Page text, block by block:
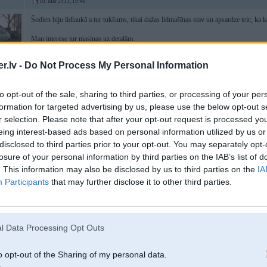
- Do Not Process My Personal Information
opt-out of the sale, sharing to third parties, or processing of your
for targeted advertising by us, please use the below opt-out
selection. Please note that after your opt-out request is processed
interest-based ads based on personal information utilized by us
to third parties prior to your opt-out. You may separately
of your personal information by third parties on the IAB’s list of
This information may also be disclosed by us to third parties on the
Participants that may further disclose it to other third parties.
Data Processing Opt Outs
opt-out of the Sharing of my personal data.
10. Mar 2011, 19:46
Šodien biju lidlaukā a tur tukšums, tikai dažas lidmašīnas stav un apsardze teic, ka
Man interese tur masinas uz detaļām.
10. Mar 2011, 19:52
tad drīzāk uz radvilišku šrotiem, cenas ar normalas.